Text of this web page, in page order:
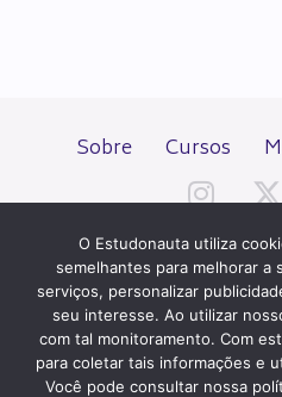
Sobre Cursos
Todos os direitos
O Estudonauta utiliza
semelhantes para melhorar a
serviços, personalizar
seu interesse. Ao utilizar
com tal monitoramento. Com
para coletar tais informações e
Você pode consultar nossa